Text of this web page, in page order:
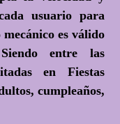
usuario para
es válido
entre las
en Fiestas
cumpleaños,